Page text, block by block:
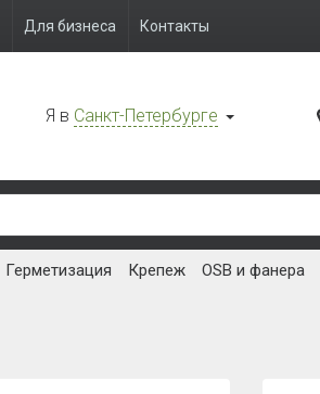
Для бизнеса Контакты
Я в Санкт-Петербурге
Герметизация Крепеж OSB и фанера